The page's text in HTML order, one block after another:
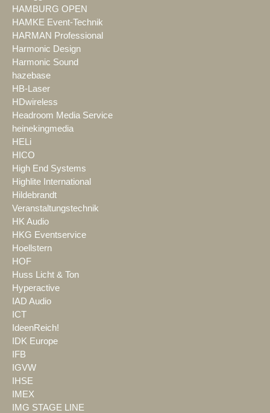
HAMBURG OPEN
HAMKE Event-Technik
HARMAN Professional
Harmonic Design
Harmonic Sound
hazebase
HB-Laser
HDwireless
Headroom Media Service
heinekingmedia
HELi
HICO
High End Systems
Highlite International
Hildebrandt
Veranstaltungstechnik
HK Audio
HKG Eventservice
Hoellstern
HOF
Huss Licht & Ton
Hyperactive
IAD Audio
ICT
IdeenReich!
IDK Europe
IFB
IGVW
IHSE
IMEX
IMG STAGE LINE